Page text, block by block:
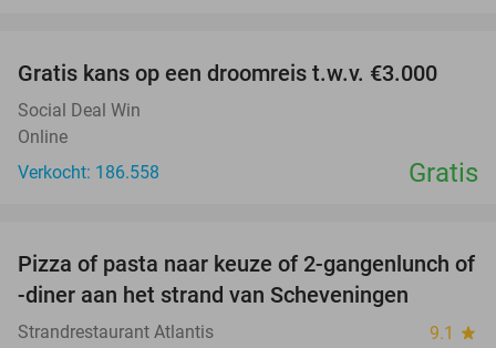
Gratis kans op een droomreis t.w.v. €3.000
Social Deal Win
Online
Verkocht: 186.558
Gratis
39%
Pizza of pasta naar keuze of 2-gangenlunch of
-diner aan het strand van Scheveningen
Strandrestaurant Atlantis 9.1 star